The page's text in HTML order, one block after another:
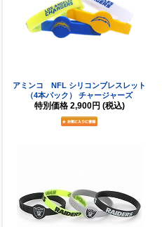
アミンコ NFL シリコンブレスレット
（4本パック） チャージャーズ
特別価格 2,900円 (税込)